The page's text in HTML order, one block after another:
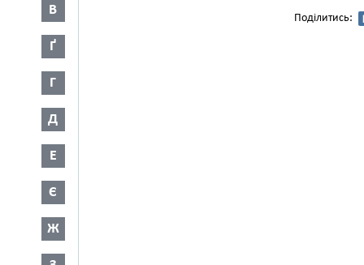
В
Ґ
Г
Д
Е
Є
Ж
Поділитись: